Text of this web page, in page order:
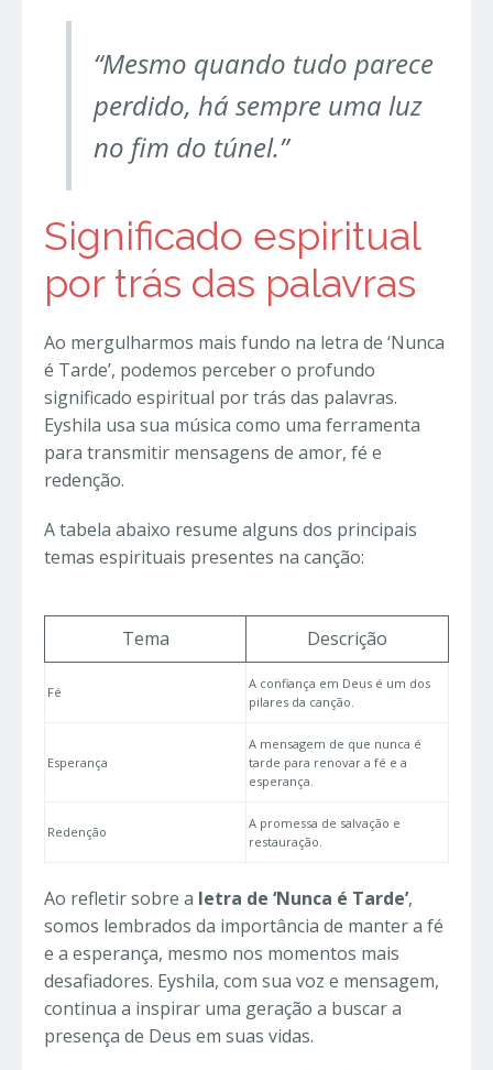
“Mesmo quando tudo parece
perdido, há sempre uma luz
no fim do túnel.”
Significado espiritual
por trás das palavras
Ao mergulharmos mais fundo na letra de ‘Nunca
é Tarde’, podemos perceber o profundo
significado espiritual por trás das palavras.
Eyshila usa sua música como uma ferramenta
para transmitir mensagens de amor, fé e
redenção.
A tabela abaixo resume alguns dos principais
temas espirituais presentes na canção:
Tema Descrição
Fé
A confiança em Deus é um dos
pilares da canção.
Esperança
A mensagem de que nunca é
tarde para renovar a fé e a
esperança.
Redenção
A promessa de salvação e
restauração.
Ao refletir sobre a letra de ‘Nunca é Tarde’,
somos lembrados da importância de manter a fé
e a esperança, mesmo nos momentos mais
desafiadores. Eyshila, com sua voz e mensagem,
continua a inspirar uma geração a buscar a
presença de Deus em suas vidas.